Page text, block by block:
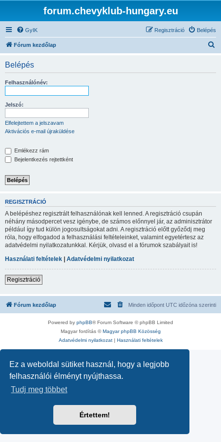
Ez a weboldal sütiket használ, hogy a legjobb
felhasználói élményt nyújthassa.
Tudj meg többet
Értettem!
forum.chevyklub-hungary.eu
GyIK Belépés
Regisztráció
Fórum kezdőlap
Belépés
Felhasználónév:
Jelszó:
Elfelejtettem a jelszavam
Aktivációs e-mail újraküldése
Emlékezz rám
Bejelentkezés rejtettként
REGISZTRÁCIÓ
A belépéshez regisztrált felhasználónak kell lenned. A regisztráció csupán
néhány másodpercet vesz igénybe, de számos előnnyel jár, az adminisztrátor
például így tud külön jogosultságokat adni. A regisztráció előtt győződj meg
róla, hogy elfogadod a felhasználási feltételeinket, valamint egyetértesz az
adatvédelmi nyilatkozatunkkal. Kérjük, olvasd el a fórumok szabályait is!
Használati feltételek | Adatvédelmi nyilatkozat
Regisztráció
Fórum kezdőlap Minden időpont UTC időzóna szerinti
Powered by phpBB® Forum Software © phpBB Limited
Magyar fordítás ©Magyar phpBB Közösség
Adatvédelmi nyilatkozat| Használati feltételek